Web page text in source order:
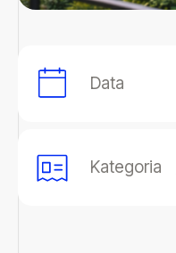
Data
Kategoria